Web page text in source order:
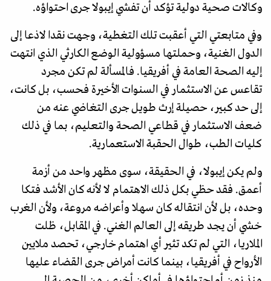
وكالات صحية دولية تؤكد أن تفشي إيبولا جرى احتواؤه.
وفي متابعتي التي أعقبت تلك التغطية، وجهت نقدا لاذعا إلى
الدول الغنية، وحملتها مسؤولية الوضع الكارثي الذي انتهت
إليه الصحة العامة في أفريقيا. فالمسألة لم تكن مجرد
تقاعس عن الاستثمار في السنوات الأخيرة فحسب، بل كانت،
إلى حد كبير، حصيلة إرث طويل جرى التغاضي عنه من
ضعف الاستثمار في قطاعي الصحة والتعليم، بما في ذلك
كليات الطب، طوال الحقبة الاستعمارية.
ولم يكن إيبولا، في الحقيقة، سوى مظهر واحد من أزمة
أعمق. فقد حظي بكل ذلك الاهتمام لا لأنه كان الأشد فتكا
وحده، بل لأن انتقاله كان سهلا وأعراضه مروعة، ولأن الغرب
خشي أن يجد طريقه إلى العالم الغني. في المقابل، ظلت
الملاريا، التي لم تكد تثير أي اهتمام خارجي، تحصد ملايين
الأرواح في أفريقيا، بينما كانت أمراض جرى القضاء عليها